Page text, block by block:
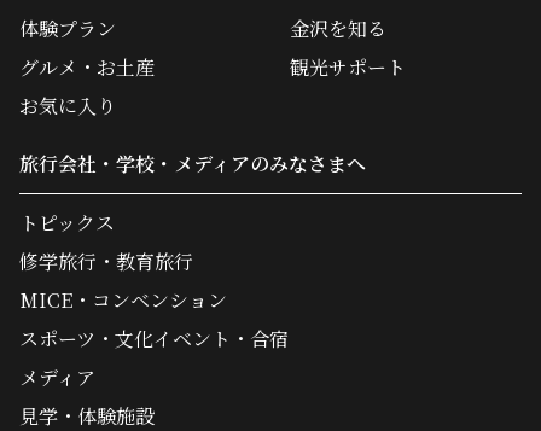
体験プラン
グルメ・お土産
金沢を知る
観光サポート
お気に入り
旅行会社・学校・メディアのみなさまへ
トピックス
修学旅行・教育旅行
MICE・コンベンション
スポーツ・文化イベント・合宿
メディア
見学・体験施設